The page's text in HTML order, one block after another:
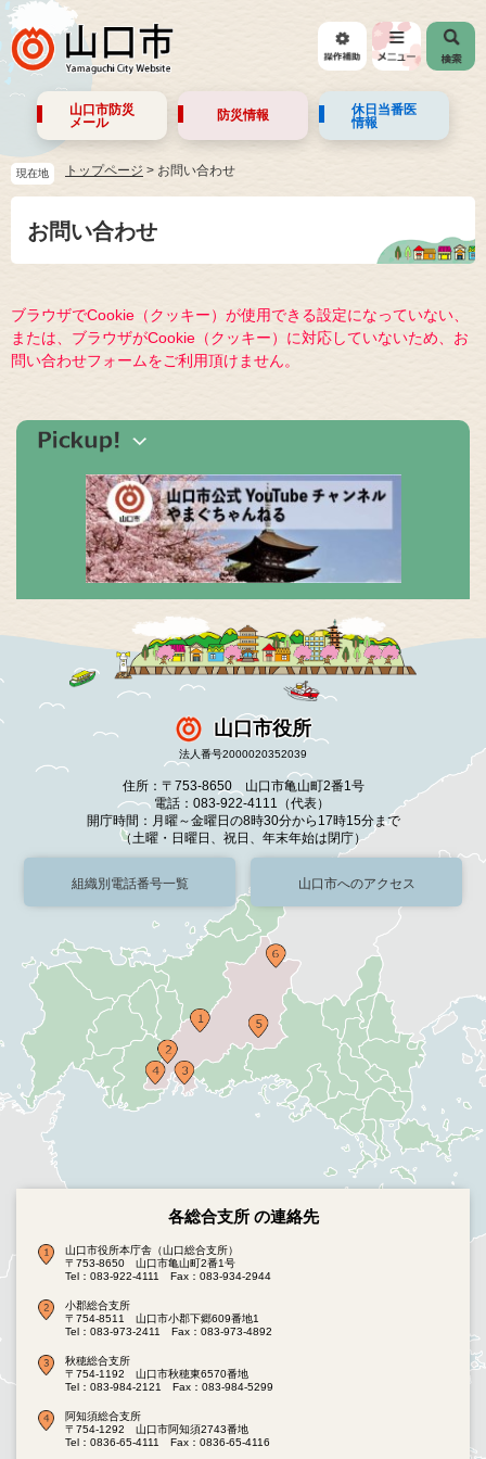
山口市防災
メール
防災情報
休日当番医
情報
現在地 トップページ > お問い合わせ
お問い合わせ
ブラウザでCookie（クッキー）が使用できる設定になっていない、
または、ブラウザがCookie（クッキー）に対応していないため、お
問い合わせフォームをご利用頂けません。
山口市役所
法人番号2000020352039
住所：〒753-8650 山口市亀山町2番1号
電話：083-922-4111（代表）
開庁時間：月曜～金曜日の8時30分から17時15分まで
（土曜・日曜日、祝日、年末年始は閉庁）
組織別電話番号一覧 山口市へのアクセス
各総合支所 の連絡先
山口市役所本庁舎（山口総合支所）
〒753-8650 山口市亀山町2番1号
Tel：083-922-4111
Fax：083-934-2944
小郡総合支所
〒754-8511 山口市小郡下郷609番地1
Tel：083-973-2411
Fax：083-973-4892
秋穂総合支所
〒754-1192 山口市秋穂東6570番地
Tel：083-984-2121
Fax：083-984-5299
阿知須総合支所
〒754-1292 山口市阿知須2743番地
Tel：0836-65-4111
Fax：0836-65-4116